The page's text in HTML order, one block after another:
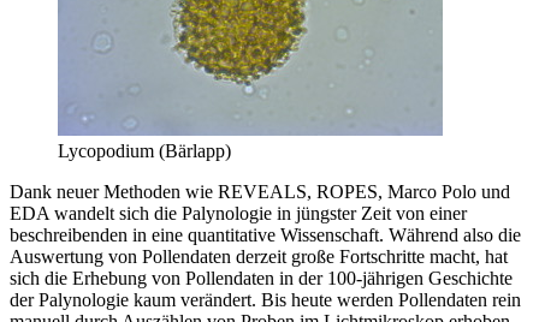
Lycopodium (Bärlapp)
Dank neuer Methoden wie REVEALS, ROPES, Marco Polo und
EDA wandelt sich die Palynologie in jüngster Zeit von einer
beschreibenden in eine quantitative Wissenschaft. Während also die
Auswertung von Pollendaten derzeit große Fortschritte macht, hat
sich die Erhebung von Pollendaten in der 100-jährigen Geschichte
der Palynologie kaum verändert. Bis heute werden Pollendaten rein